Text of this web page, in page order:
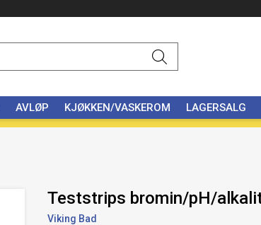
AVLØP KJØKKEN/VASKEROM LAGERSALG
Teststrips bromin/pH/
Viking Bad